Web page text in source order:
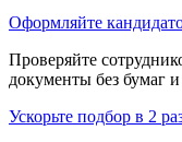
Оформляйте
Проверяйте
документы без бумаг
Ускорьте подбор в 2